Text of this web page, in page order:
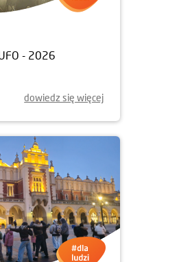
- 2026
dowiedz się więcej